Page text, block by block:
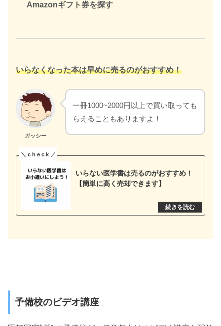
Amazonギフト券を探す
いらなくなった本は早めに売るのがおすすめ！
ガッシー
一冊1000~2000円以上で買い取っても
らえることもありますよ！
いらない医学書は売るのがおすすめ！
【簡単に高く売却できます】
予備校のビデオ講座